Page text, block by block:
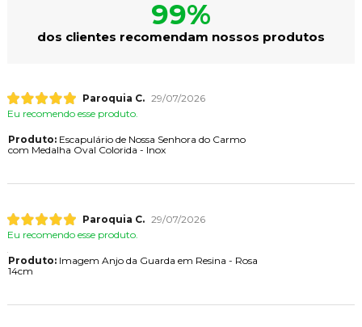
99%
dos clientes recomendam nossos produtos
Paroquia C. 29/07/2026
Eu recomendo esse produto.
Produto:Escapulário de Nossa Senhora do Carmo
com Medalha Oval Colorida - Inox
Paroquia C. 29/07/2026
Eu recomendo esse produto.
Produto:Imagem Anjo da Guarda em Resina - Rosa
14cm